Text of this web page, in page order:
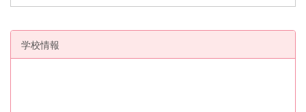
学校情報